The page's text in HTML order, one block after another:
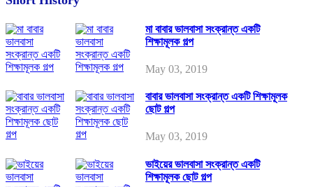
মা বাবার ভালবাসা সংক্রান্ত একটি
শিক্ষামূলক গল্প
May 03, 2019
বাবার ভালবাসা সংক্রান্ত একটি শিক্ষামূলক
ছোট গল্প
May 03, 2019
ভাইয়ের ভালবাসা সংক্রান্ত একটি
শিক্ষামূলক ছোট গল্প